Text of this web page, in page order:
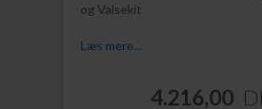
og Valsekit
Læs mere...
4.216,00